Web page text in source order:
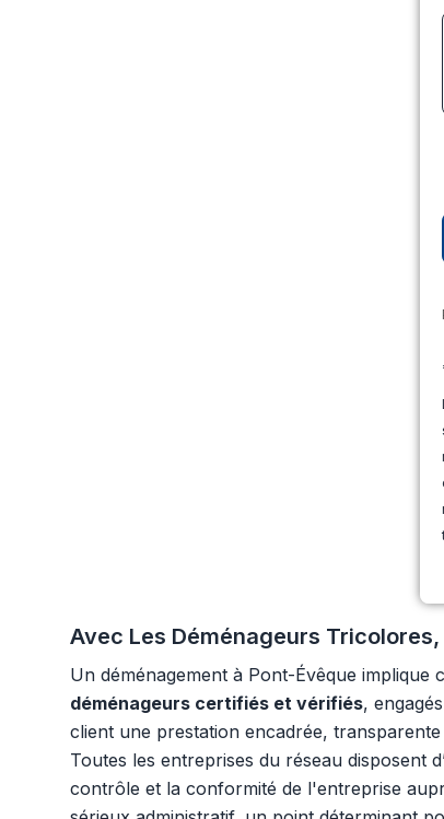
Avec Les Déménageurs
Un déménagement à Pont-Évêque
déménageurs certifiés et vérifiés,
client une prestation encadrée,
Toutes les entreprises du réseau disposent
contrôle et la conformité de l'entreprise